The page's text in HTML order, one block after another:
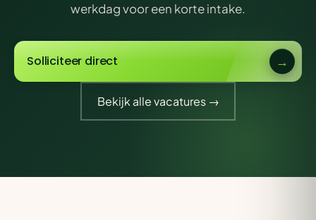
werkdag voor een korte intake.
Solliciteer direct
Bekijk alle vacatures →